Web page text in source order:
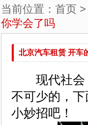
当前位置： 首页
你学会了吗
北京汽车租赁 开车
现代社会，
不可少的，
小妙招吧！